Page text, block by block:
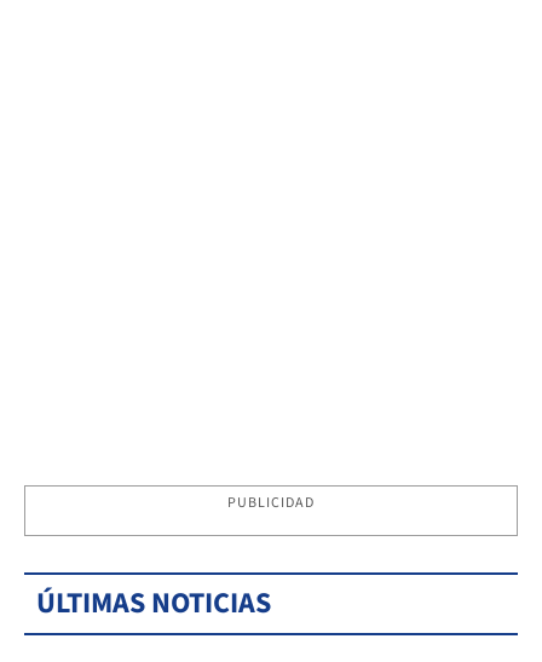
PUBLICIDAD
ÚLTIMAS NOTICIAS